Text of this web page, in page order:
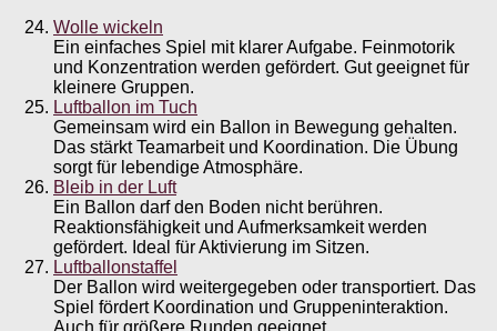
Wolle wickeln
Ein einfaches Spiel mit klarer Aufgabe. Feinmotorik
und Konzentration werden gefördert. Gut geeignet für
kleinere Gruppen.
Luftballon im Tuch
Gemeinsam wird ein Ballon in Bewegung gehalten.
Das stärkt Teamarbeit und Koordination. Die Übung
sorgt für lebendige Atmosphäre.
Bleib in der Luft
Ein Ballon darf den Boden nicht berühren.
Reaktionsfähigkeit und Aufmerksamkeit werden
gefördert. Ideal für Aktivierung im Sitzen.
Luftballonstaffel
Der Ballon wird weitergegeben oder transportiert. Das
Spiel fördert Koordination und Gruppeninteraktion.
Auch für größere Runden geeignet.